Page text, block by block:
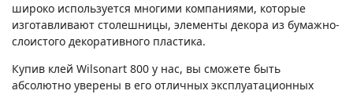
широко используется многими компаниями, которые
изготавливают столешницы, элементы декора из бумажно-
слоистого декоративного пластика.
Купив клей Wilsonart 800 у нас, вы сможете быть
абсолютно уверены в его отличных эксплуатационных